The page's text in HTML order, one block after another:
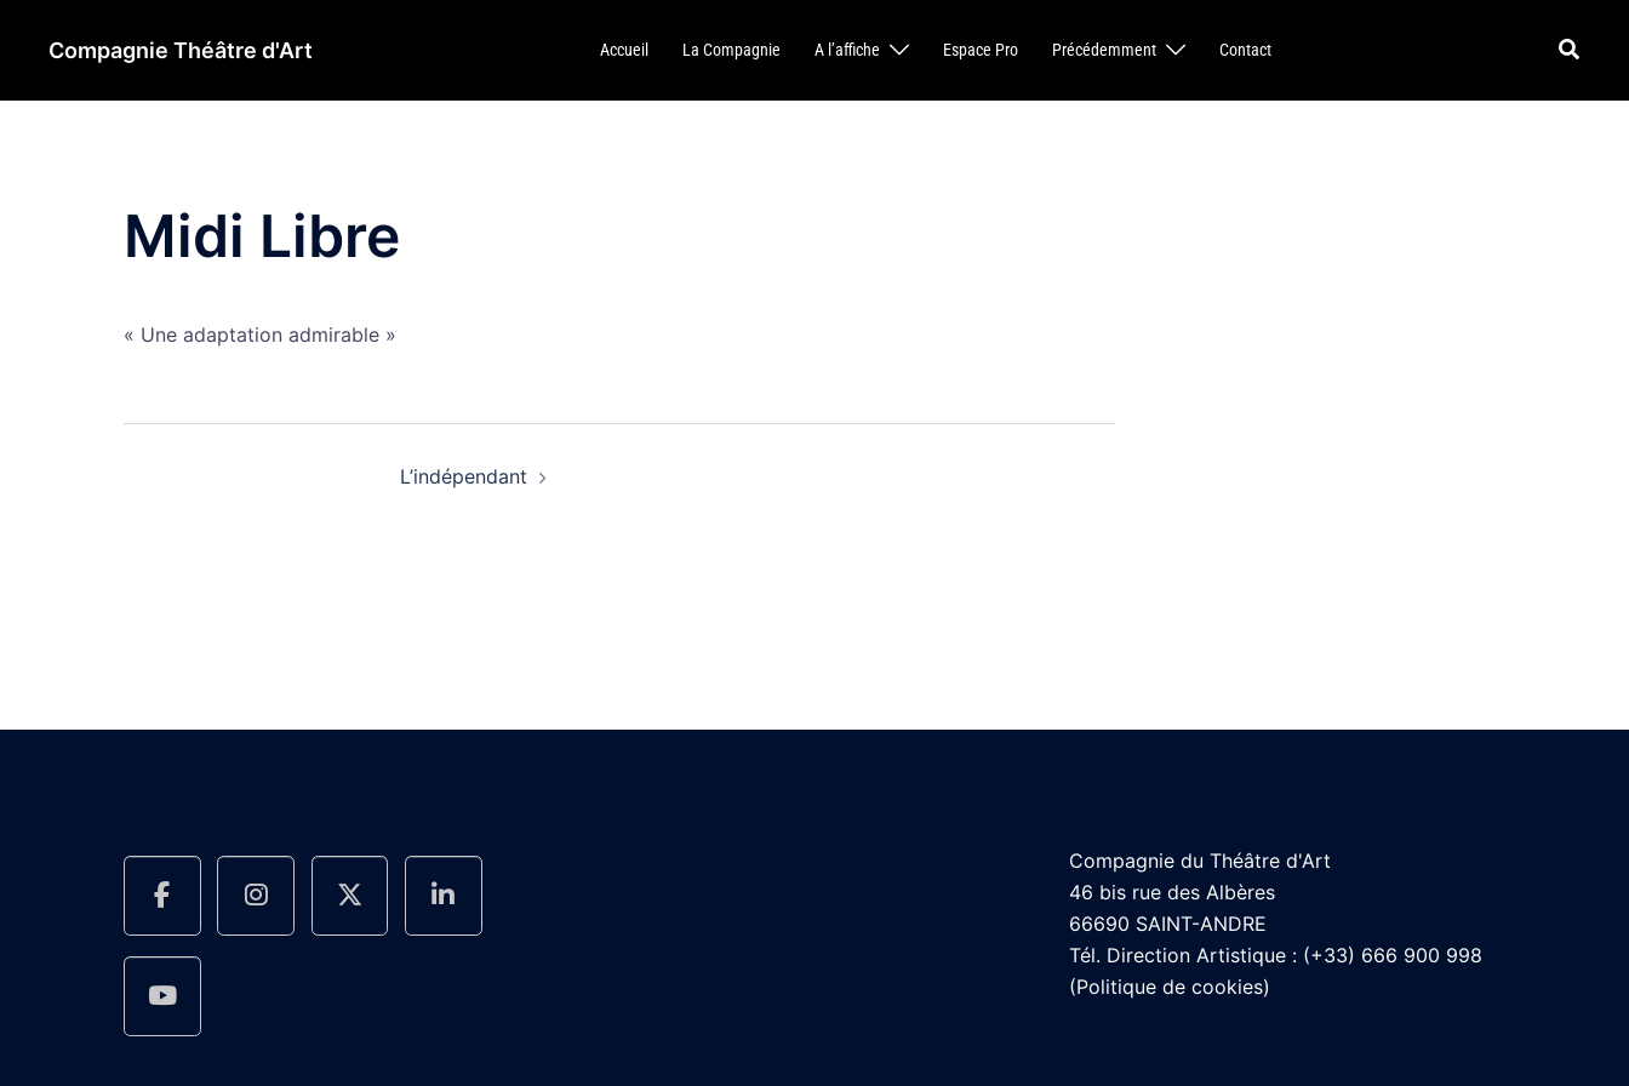
Compagnie Théâtre d'Art Accueil La Compagnie A l’affiche Espace Pro Précédemment Contact
Midi Libre
« Une adaptation admirable »
L’indépendant
Compagnie du Théâtre d'Art
46 bis rue des Albères
66690 SAINT-ANDRE
Tél. Direction Artistique : (+33) 666 900 998
(Politique de cookies)